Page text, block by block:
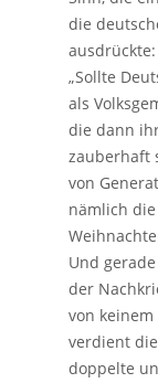
die
ausdrückte:
„Sollte
als
die dann
zauberhaft
von
nämlich
Und
der
von
verdient
doppelte